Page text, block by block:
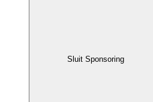
Sluit Sponsoring